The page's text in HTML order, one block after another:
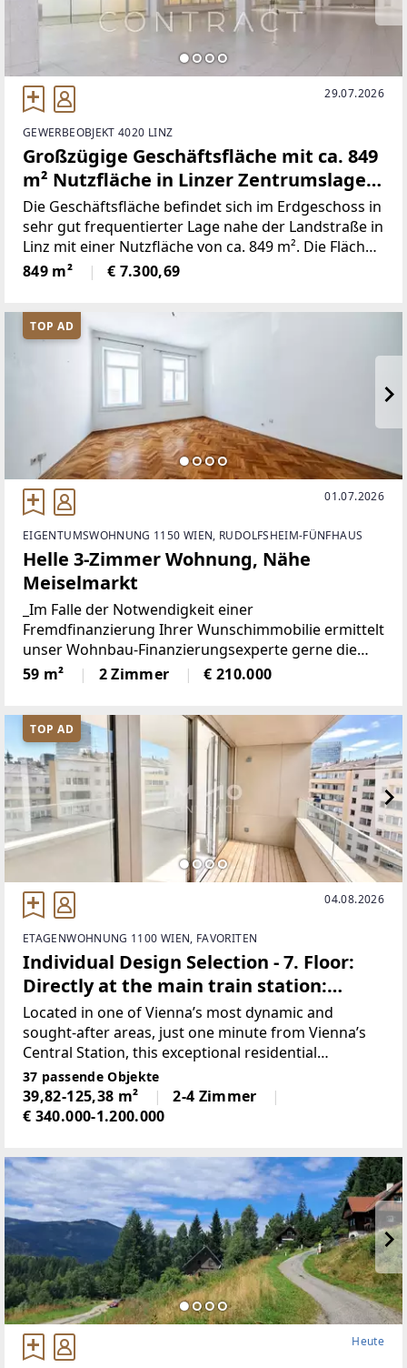
29.07.2026
GEWERBEOBJEKT 4020 LINZ
Großzügige Geschäftsfläche mit ca. 849
m² Nutzfläche in Linzer Zentrumslage
zu vermieten!
Die Geschäftsfläche befindet sich im Erdgeschoss in
sehr gut frequentierter Lage nahe der Landstraße in
Linz mit einer Nutzfläche von ca. 849 m². Die Fläche
wurde von einem Lebensmittel Discounter genutzt
und ist ab sofort verfügbar. Durch
849 m² € 7.300,69
TOP AD
01.07.2026
EIGENTUMSWOHNUNG 1150 WIEN, RUDOLFSHEIM-FÜNFHAUS
Helle 3-Zimmer Wohnung, Nähe
Meiselmarkt
_Im Falle der Notwendigkeit einer
Fremdfinanzierung Ihrer Wunschimmobilie ermittelt
unser Wohnbau-Finanzierungsexperte gerne die
optimale Finanzierungslösung und findet das
passende Zins- und Konditionsangebot für Sie. Er
vergleicht die aktuellen Angebote
59 m² 2 Zimmer € 210.000
TOP AD
04.08.2026
ETAGENWOHNUNG 1100 WIEN, FAVORITEN
Individual Design Selection - 7. Floor:
Directly at the main train station:
Commission-free
Located in one of Vienna’s most dynamic and
sought-after areas, just one minute from Vienna’s
Central Station, this exceptional residential
development has recently been completed,
seamlessly combining modern living comfort,
premium architecture, and
37 passende Objekte
39,82-125,38 m²
2-4 Zimmer
€ 340.000-1.200.000
Heute